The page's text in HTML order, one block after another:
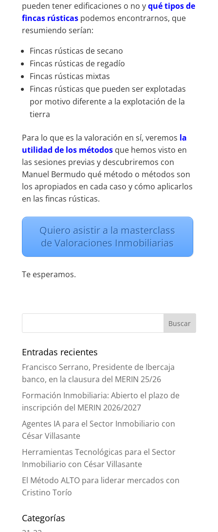
pueden tener edificaciones o no yqué tipos de
fincas rústicaspodemos encontrarnos, que
resumiendo serían:
Fincas rústicas de secano
Fincas rústicas de regadío
Fincas rústicas mixtas
Fincas rústicas que pueden ser explotadas
por motivo diferente a la explotación de la
tierra
Para lo que es la valoración en sí, veremos la
utilidad de los métodosque hemos visto en
las sesiones previas y descubriremos con
Manuel Bermudo qué método o métodos son
los apropiados en cada caso y cómo aplicarlos
en las fincas rústicas.
Quiero asistir a la masterclass
de Valoraciones Inmobiliarias
Te esperamos.
Entradas recientes
Francisco Serrano, Presidente de Ibercaja
banco, en la clausura del MERIN 25/26
Formación Inmobiliaria: Abierto el plazo de
inscripción del MERIN 2026/2027
Agentes IA para el Sector Inmobiliario con
César Villasante
Herramientas Tecnológicas para el Sector
Inmobiliario con César Villasante
El Método ALTO para liderar mercados con
Cristino Torío
Categorías